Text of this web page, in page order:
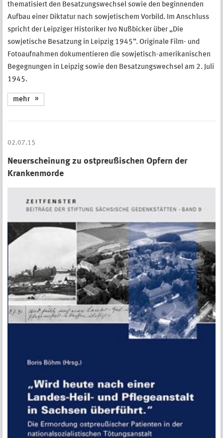
thematisiert den Besatzungswechsel sowie den beginnenden
Aufbau einer Diktatur nach sowjetischem Vorbild. Im Anschluss
spricht der Leipziger Historiker Ivo Nußbicker über „Die
sowjetische Besatzung in Leipzig 1945“. Originale Film- und
Fotoaufnahmen dokumentieren die sowjetisch-amerikanischen
Begegnungen in Leipzig sowie den Besatzungswechsel am 2. Juli
1945.
mehr
02.07.15
Neuerscheinung zu ostpreußischen Opfern der
Krankenmorde